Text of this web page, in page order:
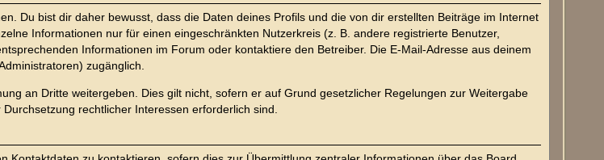
Du bist dir daher bewusst, dass die Daten deines Profils und die von dir erstellten Beiträge im Internet
Informationen nur für einen eingeschränkten Nutzerkreis (z. B. andere registrierte Benutzer,
Informationen im Forum oder kontaktiere den Betreiber. Die E-Mail-Adresse aus deinem
zugänglich.
an Dritte weitergeben. Dies gilt nicht, sofern er auf Grund gesetzlicher Regelungen zur Weitergabe
rechtlicher Interessen erforderlich sind.